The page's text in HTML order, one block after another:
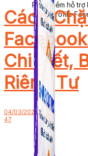
Phần mềm hỗ
dựng profile
Cách
Chi Tiết,
Riêng Tư
04/03/2025
47